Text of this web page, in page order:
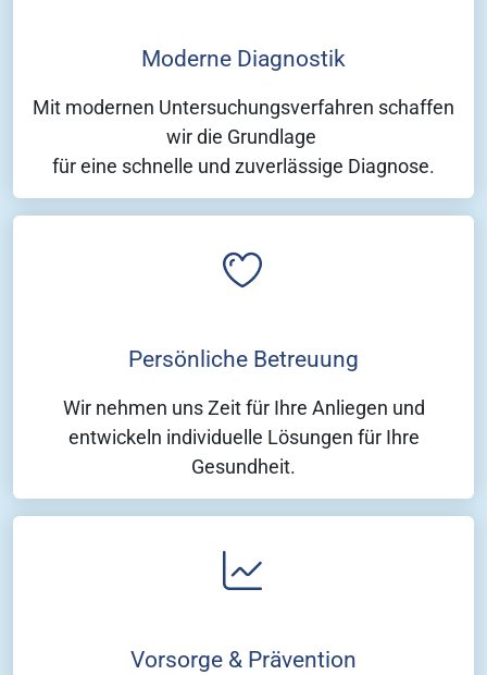
Moderne Diagnostik
Mit modernen Untersuchungsverfahren schaffen
wir die Grundlage
für eine schnelle und zuverlässige Diagnose.
Persönliche Betreuung
Wir nehmen uns Zeit für Ihre Anliegen und
entwickeln individuelle Lösungen für Ihre
Gesundheit.
Vorsorge & Prävention